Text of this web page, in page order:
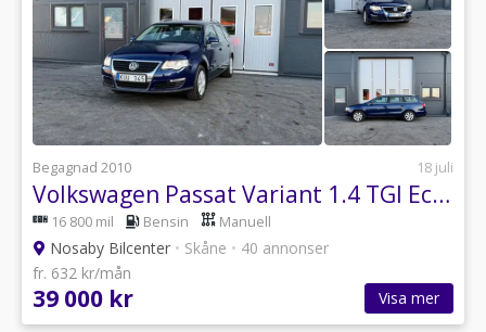
Begagnad 2010 18 juli
Volkswagen Passat Variant 1.4 TGI EcoFuel Sportline, Dragkrok
16 800 mil Bensin Manuell
Nosaby Bilcenter • Skåne • 40 annonser
fr. 632 kr/mån
39 000 kr Visa mer